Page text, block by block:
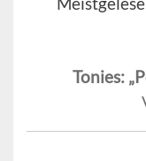
Tonies: